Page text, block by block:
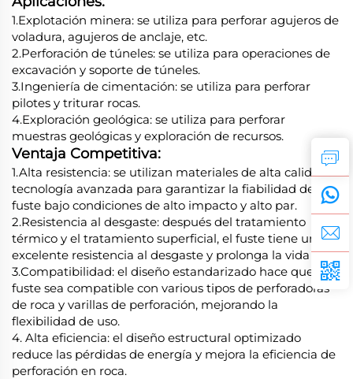
1.Explotación minera: se utiliza para perforar agujeros de
voladura, agujeros de anclaje, etc.
2.Perforación de túneles: se utiliza para operaciones de
excavación y soporte de túneles.
3.Ingeniería de cimentación: se utiliza para perforar
pilotes y triturar rocas.
4.Exploración geológica: se utiliza para perforar
muestras geológicas y exploración de recursos.
Ventaja Competitiva:
1.Alta resistencia: se utilizan materiales de alta calidad y
tecnología avanzada para garantizar la fiabilidad del
fuste bajo condiciones de alto impacto y alto par.
2.Resistencia al desgaste: después del tratamiento
térmico y el tratamiento superficial, el fuste tiene una
excelente resistencia al desgaste y prolonga la vida útil.
3.Compatibilidad: el diseño estandarizado hace que el
fuste sea compatible con various tipos de perforadoras
de roca y varillas de perforación, mejorando la
flexibilidad de uso.
4. Alta eficiencia: el diseño estructural optimizado
reduce las pérdidas de energía y mejora la eficiencia de
perforación en roca.